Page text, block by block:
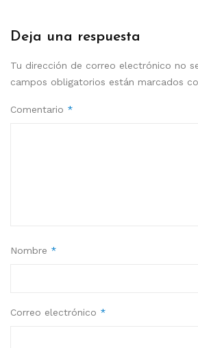
Deja una respuesta
Tu dirección de correo electrónico no
campos obligatorios están marcados
Comentario *
Nombre *
Correo electrónico *